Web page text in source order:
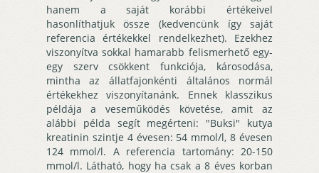
hanem a saját korábbi értékeivel
hasonlíthatjuk össze (kedvencünk így saját
referencia értékekkel rendelkezhet). Ezekhez
viszonyítva sokkal hamarabb felismerhető egy-
egy szerv csökkent funkciója, károsodása,
mintha az állatfajonkénti általános normál
értékekhez viszonyítanánk. Ennek klasszikus
példája a veseműködés követése, amit az
alábbi példa segít megérteni: "Buksi" kutya
kreatinin szintje 4 évesen: 54 mmol/l, 8 évesen
124 mmol/l. A referencia tartomány: 20-150
mmol/l. Látható, hogy ha csak a 8 éves korban